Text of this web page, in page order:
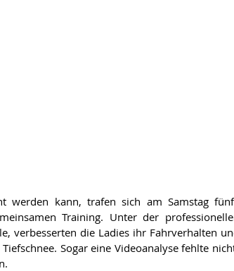
werden kann, trafen sich am Samstag
Training. Unter der
verbesserten die Ladies ihr Fahrverhalten
Sogar eine Videoanalyse fehlte